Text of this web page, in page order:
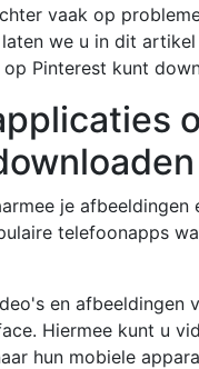
vaak op
we u in dit
Pinterest kunt
je
telefoonapps
en afbeeldingen
Hiermee kunt u
hun mobiele